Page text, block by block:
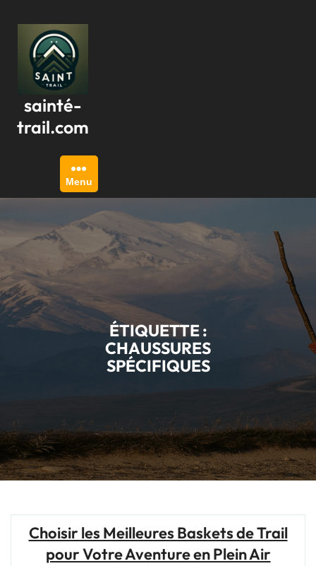
contenu
sainté-
trail.com
Menu
ÉTIQUETTE :
CHAUSSURES
SPÉCIFIQUES
Choisir les Meilleures Baskets de Trail
pour Votre Aventure en Plein Air